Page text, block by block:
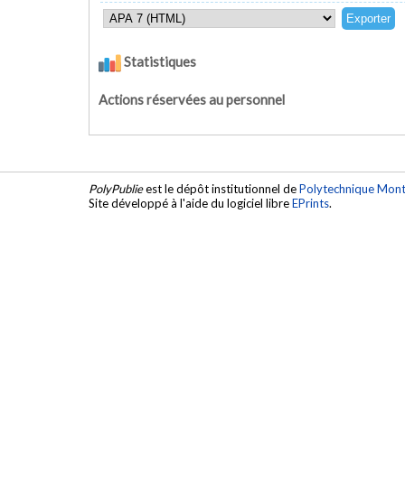
Statistiques
Actions réservées au personnel
PolyPublieest le dépôt institutionnel dePolytechnique
Site développé à l'aide du logiciel libreEPrints.